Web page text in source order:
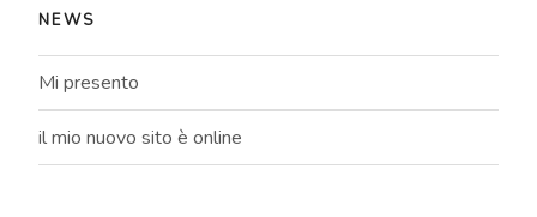
NEWS
Mi presento
il mio nuovo sito è online